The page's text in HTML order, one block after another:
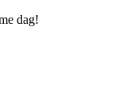
dag!